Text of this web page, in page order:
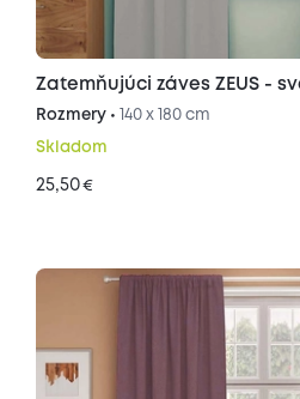
Zatemňujúci záves ZEUS -
Rozmery • 140 x 180 cm
Skladom
25,50€